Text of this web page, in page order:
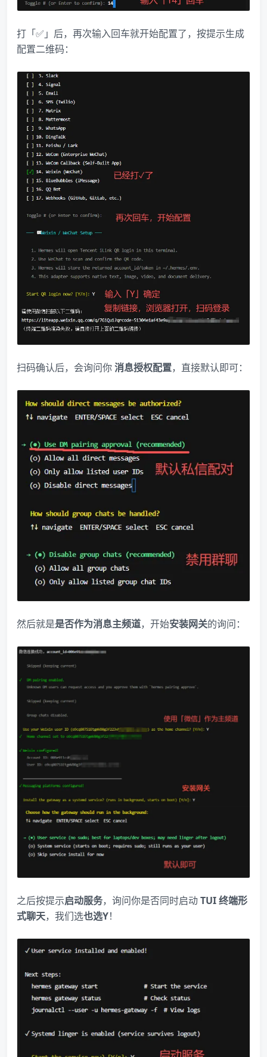
打「✅」后，再次输入回车就开始配置了，按提示生成
配置二维码：
扫码确认后，会询问你消息授权配置，直接默认即可：
然后就是是否作为消息主频道，开始安装网关的询问：
之后按提示启动服务，询问你是否同时启动 TUI 终端形
式聊天，我们选也选Y！